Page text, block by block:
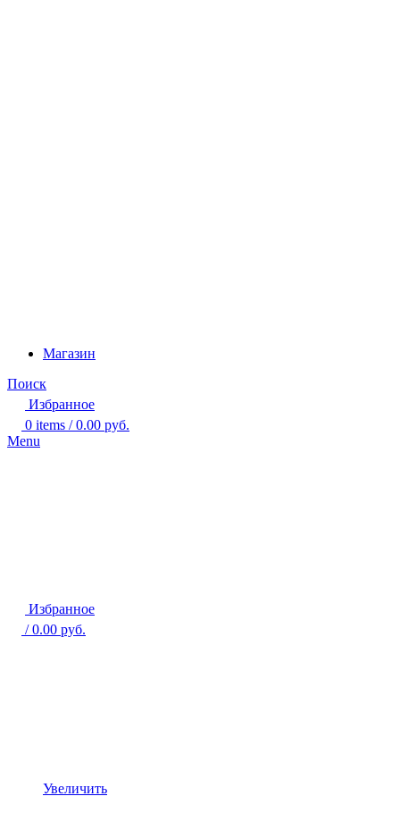
Магазин
Поиск
Избранное
0 items / 0.00 руб.
Menu
Избранное
/ 0.00 руб.
Увеличить